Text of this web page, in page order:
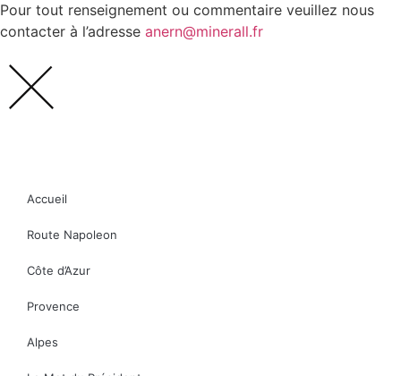
Pour tout renseignement ou commentaire veuillez nous
contacter à l’adresse anern@minerall.fr
Accueil
Route Napoleon
Côte d’Azur
Provence
Alpes